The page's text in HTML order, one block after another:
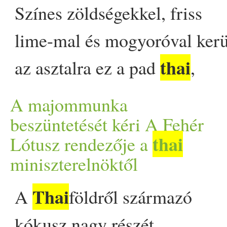
washingtoni egyezmény
post Több tucat viperával
egy indiai csempész
Színes zöldségekkel, friss
lime-mal és mogyoróval
az asztalra ez a padthai,
amely tökéletes belépő lehet
thaikonyha világába.
Elkészítése mindössze 30
perc, és nincs hozzá szükség
semmilyen egzotikus
A majommunka
beszüntetését kéri A Fehér
Lótusz rendezője a thai
miniszterelnöktől
A Thaiföldről származó